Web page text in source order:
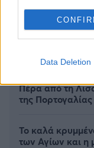
Data Deletion
Πέρα από τη
της Πορτογαλίας
Το καλά
των Αγίων και η